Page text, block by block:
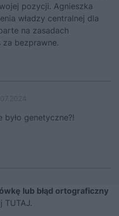
pozycji. Agnieszka
władzy centralnej dla
na zasadach
za bezprawne.
genetyczne?!
lub błąd ortograficzny
TUTAJ.